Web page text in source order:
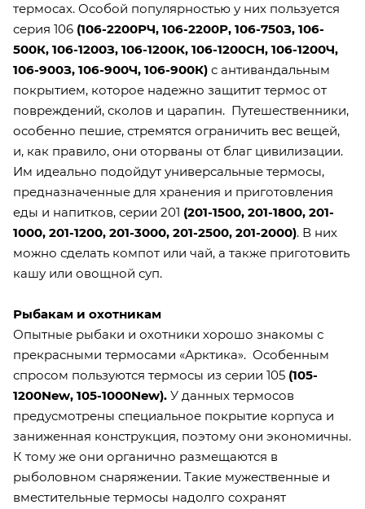
термосах. Особой популярностью у них пользуется
серия 106 (106-2200РЧ, 106-2200Р, 106-750З, 106-
500К, 106-1200З, 106-1200К, 106-1200СН, 106-1200Ч,
106-900З, 106-900Ч, 106-900К) с антивандальным
покрытием, которое надежно защитит термос от
повреждений, сколов и царапин. Путешественники,
особенно пешие, стремятся ограничить вес вещей,
и, как правило, они оторваны от благ цивилизации.
Им идеально подойдут универсальные термосы,
предназначенные для хранения и приготовления
еды и напитков, серии 201 (201-1500, 201-1800, 201-
1000, 201-1200, 201-3000, 201-2500, 201-2000). В них
можно сделать компот или чай, а также приготовить
кашу или овощной суп.
Рыбакам и охотникам
Опытные рыбаки и охотники хорошо знакомы с
прекрасными термосами «Арктика». Особенным
спросом пользуются термосы из серии 105 (105-
1200New, 105-1000New). У данных термосов
предусмотрены специальное покрытие корпуса и
заниженная конструкция, поэтому они экономичны.
К тому же они органично размещаются в
рыболовном снаряжении. Такие мужественные и
вместительные термосы надолго сохранят